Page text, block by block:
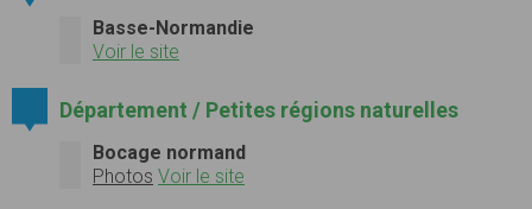
Basse-Normandie
Voir le site
Département / Petites régions naturelles
Bocage normand
Photos Voir le site